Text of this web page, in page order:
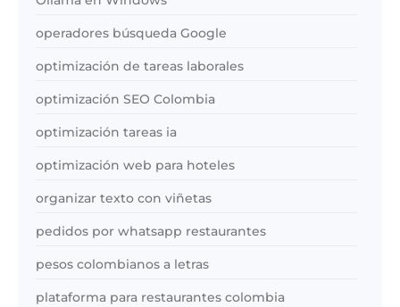
operadores búsqueda Google
optimización de tareas laborales
optimización SEO Colombia
optimización tareas ia
optimización web para hoteles
organizar texto con viñetas
pedidos por whatsapp restaurantes
pesos colombianos a letras
plataforma para restaurantes colombia